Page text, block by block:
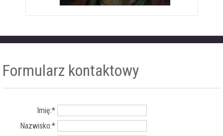
Formularz kontaktowy
Imię:*
Nazwisko:*